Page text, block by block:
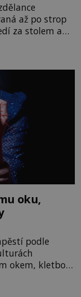
až po strop
za stolem a
o pouhou
oku,
podle
okem, kletbou,
S tímto
lze